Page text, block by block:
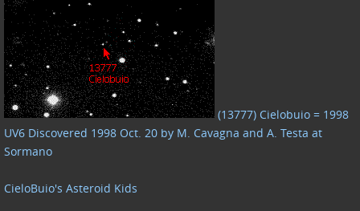
(13777) Cielobuio = 1998
UV6 Discovered 1998 Oct. 20 by M. Cavagna and A. Testa at
Sormano
CieloBuio's Asteroid Kids